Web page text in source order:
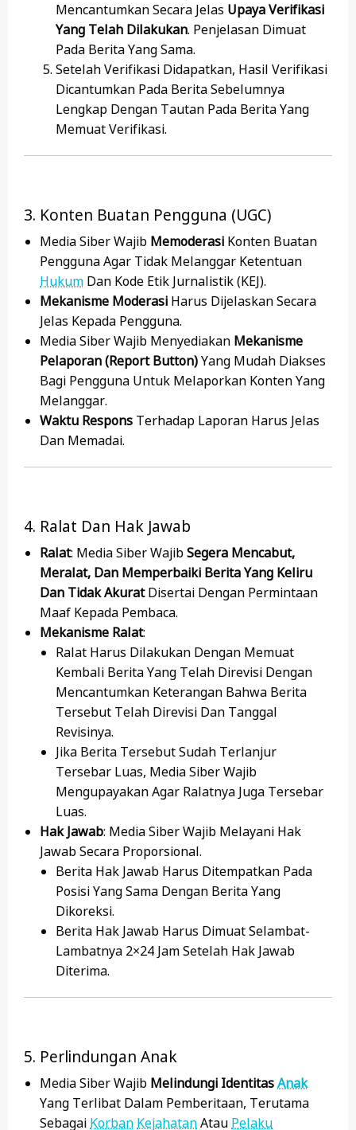
Mencantumkan Secara Jelas Upaya Verifikasi
Yang Telah Dilakukan. Penjelasan Dimuat
Pada Berita Yang Sama.
Setelah Verifikasi Didapatkan, Hasil Verifikasi
Dicantumkan Pada Berita Sebelumnya
Lengkap Dengan Tautan Pada Berita Yang
MemuatVerifikasi.
3. Konten Buatan Pengguna (UGC)
Media Siber Wajib Memoderasi Konten Buatan
Pengguna Agar Tidak Melanggar Ketentuan
Hukum Dan Kode Etik Jurnalistik (KEJ).
Mekanisme Moderasi Harus Dijelaskan Secara
Jelas Kepada Pengguna.
Media Siber Wajib Menyediakan Mekanisme
Pelaporan (report Button)Yang Mudah Diakses
Bagi Pengguna Untuk Melaporkan Konten Yang
Melanggar.
Waktu Respons Terhadap Laporan Harus Jelas
Dan Memadai.
4. Ralat Dan Hak Jawab
Ralat: Media Siber WajibSegera Mencabut,
Meralat, Dan Memperbaiki Berita Yang Keliru
Dan Tidak AkuratDisertai Dengan Permintaan
Maaf Kepada Pembaca.
Mekanisme Ralat:
Ralat Harus Dilakukan Dengan Memuat
Kembali Berita Yang Telah Direvisi Dengan
Mencantumkan Keterangan Bahwa Berita
Tersebut Telah Direvisi Dan Tanggal
Revisinya.
Jika Berita Tersebut Sudah Terlanjur
Tersebar Luas, Media Siber Wajib
Mengupayakan Agar Ralatnya Juga Tersebar
Luas.
Hak Jawab: Media Siber Wajib Melayani Hak
Jawab Secara Proporsional.
Berita Hak Jawab Harus Ditempatkan Pada
Posisi Yang Sama Dengan Berita Yang
Dikoreksi.
Berita Hak Jawab Harus Dimuat Selambat-
Lambatnya 2×24 Jam Setelah Hak Jawab
Diterima.
5. Perlindungan Anak
Media Siber Wajib Melindungi IdentitasAnak
Yang Terlibat Dalam Pemberitaan, Terutama
Sebagai Korban KejahatanAtau Pelaku